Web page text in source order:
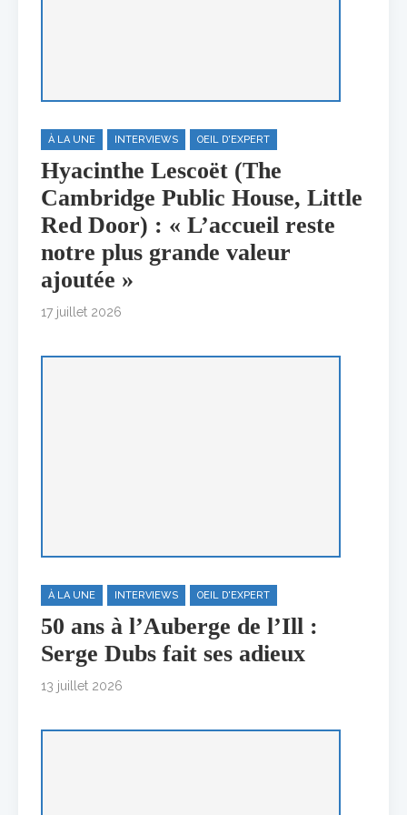
À LA UNE INTERVIEWS OEIL D'EXPERT
Hyacinthe Lescoët (The
Cambridge Public House, Little
Red Door) : « L’accueil reste
notre plus grande valeur
ajoutée »
17 juillet 2026
À LA UNE INTERVIEWS OEIL D'EXPERT
50 ans à l’Auberge de l’Ill :
Serge Dubs fait ses adieux
13 juillet 2026